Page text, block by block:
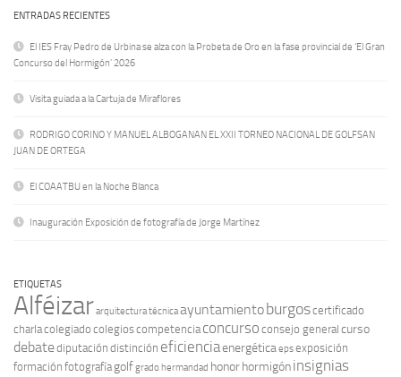
ENTRADAS RECIENTES
El IES Fray Pedro de Urbina se alza con la Probeta de Oro en la fase provincial de ‘El Gran
Concurso del Hormigón’ 2026
Visita guiada a la Cartuja de Miraflores
RODRIGO CORINO Y MANUEL ALBOGANAN EL XXII TORNEO NACIONAL DE GOLFSAN
JUAN DE ORTEGA
El COAATBU en la Noche Blanca
Inauguración Exposición de fotografía de Jorge Martínez
ETIQUETAS
Alféizararquitectura técnicaayuntamientoburgoscertificado
charlacolegiado colegioscompetencia concurso consejo general curso
debatediputación distinción eficienciaenergéticaepsexposición
formación fotografía golfgrado hermandad honorhormigóninsignias